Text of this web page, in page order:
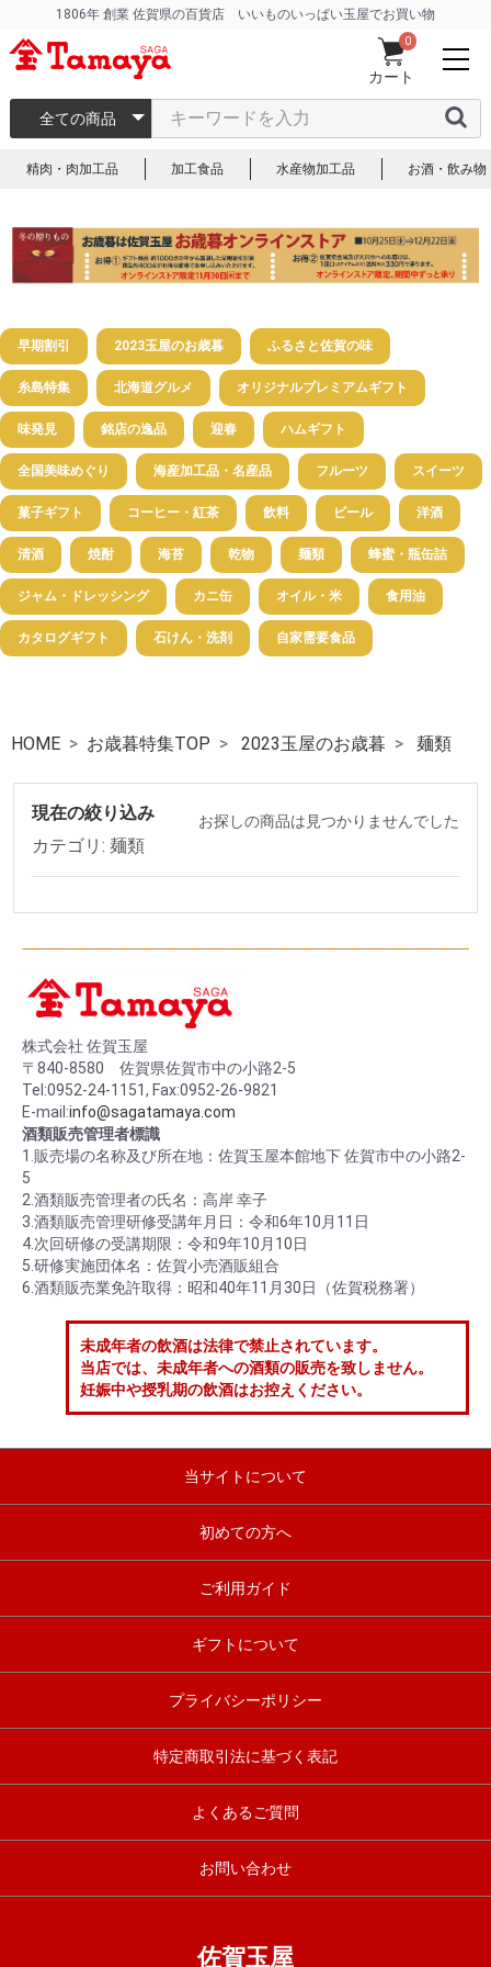
1806年 創業 佐賀県の百貨店 いいものいっぱい玉屋でお買い物
カート
0
全ての商品
精肉・肉加工品 加工食品 水産物加工品 お酒・飲み物
早期割引 2023玉屋のお歳暮 ふるさと佐賀の味
糸島特集 北海道グルメ オリジナルプレミアムギフト
味発見 銘店の逸品 迎春 ハムギフト
全国美味めぐり 海産加工品・名産品 フルーツ スイーツ
菓子ギフト コーヒー・紅茶 飲料 ビール 洋酒
清酒 焼酎 海苔 乾物 麺類 蜂蜜・瓶缶詰
ジャム・ドレッシング カニ缶 オイル・米 食用油
カタログギフト 石けん・洗剤 自家需要食品
HOME お歳暮特集TOP 2023玉屋のお歳暮 麺類
現在の絞り込み
カテゴリ: 麺類
お探しの商品は見つかりませんでした
株式会社 佐賀玉屋
〒840-8580 佐賀県佐賀市中の小路2-5
Tel:0952-24-1151, Fax:0952-26-9821
E-mail:info@sagatamaya.com
酒類販売管理者標識
1.販売場の名称及び所在地：佐賀玉屋本館地下 佐賀市中の小路2-
5
2.酒類販売管理者の氏名：高岸 幸子
3.酒類販売管理研修受講年月日：令和6年10月11日
4.次回研修の受講期限：令和9年10月10日
5.研修実施団体名：佐賀小売酒販組合
6.酒類販売業免許取得：昭和40年11月30日（佐賀税務署）
未成年者の飲酒は法律で禁止されています。
当店では、未成年者への酒類の販売を致しません。
妊娠中や授乳期の飲酒はお控えください。
当サイトについて
初めての方へ
ご利用ガイド
ギフトについて
プライバシーポリシー
特定商取引法に基づく表記
よくあるご質問
お問い合わせ
佐賀玉屋